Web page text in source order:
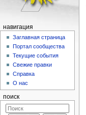
навигация
Заглавная страница
Портал сообщества
Текущие события
Свежие правки
Справка
О нас
поиск